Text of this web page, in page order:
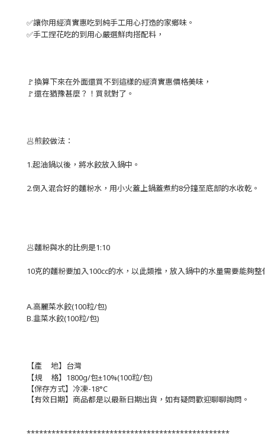
✅讓你用經濟實惠吃到純手工用心打造的家鄉味。
✅手工捏花吃的到用心嚴選鮮肉搭配料，
🚩換算下來在外面還買不到這樣的經濟實惠價格美味，
🚩還在猶豫甚麼？！買就對了。
🥟煎餃做法：
1.起油鍋以後，將水餃放入鍋中。
2.倒入混合好的麵粉水，用小火蓋上鍋蓋煮約8分鐘至底部的水收乾。
🥟麵粉與水的比例是1:10
10克的麵粉要加入100cc的水，以此類推，放入鍋中的水量需要能夠
A.高麗菜水餃(100粒/包)
B.韭菜水餃(100粒/包)
【產 地】台灣
【規 格】1800g/包±10%(100粒/包)
【保存方式】冷凍-18°C
【有效日期】商品都是以最新日期出貨，如有疑問歡迎聊聊詢問。
*************************************************